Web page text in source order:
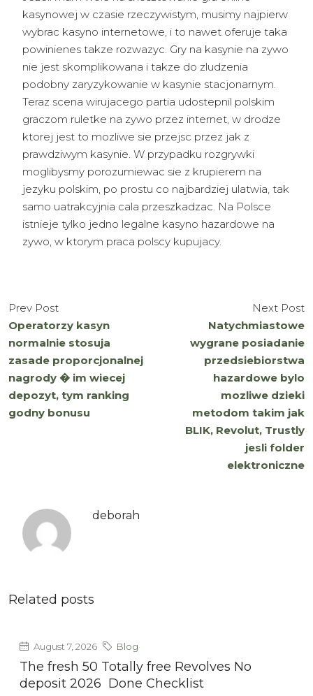
kasynowej w czasie rzeczywistym, musimy najpierw
wybrac kasyno internetowe, i to nawet oferuje taka
powinienes takze rozwazyc. Gry na kasynie na zywo
nie jest skomplikowana i takze do zludzenia
podobny zaryzykowanie w kasynie stacjonarnym.
Teraz scena wirujacego partia udostepnil polskim
graczom ruletke na zywo przez internet, w drodze
ktorej jest to mozliwe sie przejsc przez jak z
prawdziwym kasynie. W przypadku rozgrywki
moglibysmy porozumiewac sie z krupierem na
jezyku polskim, po prostu co najbardziej ulatwia, tak
samo uatrakcyjnia cala przeszkadzac. Na Polsce
istnieje tylko jedno legalne kasyno hazardowe na
zywo, w ktorym praca polscy kupujacy.
Prev Post
Operatorzy kasyn
normalnie stosuja
zasade proporcjonalnej
nagrody � im wiecej
depozyt, tym ranking
godny bonusu
Next Post
Natychmiastowe
wygrane posiadanie
przedsiebiorstwa
hazardowe bylo
mozliwe dzieki
metodom takim jak
BLIK, Revolut, Trustly
jesli folder
elektroniczne
deborah
Related posts
August 7, 2026 Blog
The fresh 50 Totally free Revolves No
deposit 2026 ️ Done Checklist